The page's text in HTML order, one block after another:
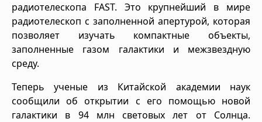
радиотелескопа FAST. Это крупнейший в мире
радиотелескоп с заполненной апертурой, которая
позволяет изучать компактные объекты,
заполненные газом галактики и межзвездную
среду.
Теперь ученые из Китайской академии наук
сообщили об открытии с его помощью новой
галактики в 94 млн световых лет от Солнца.